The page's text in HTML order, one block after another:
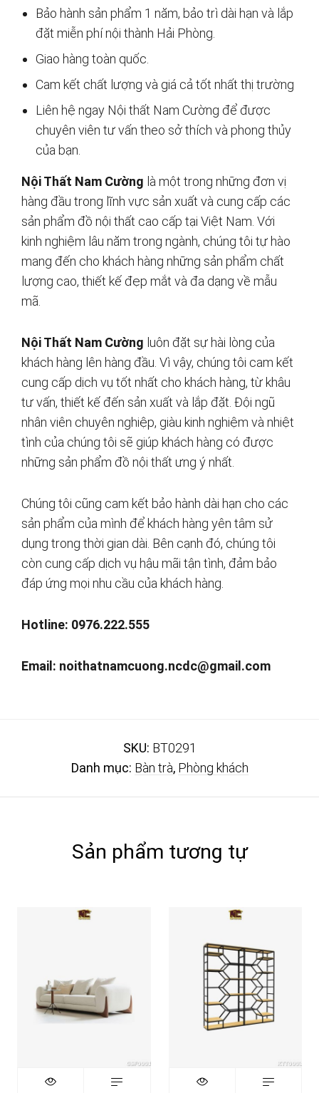
Bảo hành sản phẩm 1 năm, bảo trì dài hạn và lắp
đặt miễn phí nội thành Hải Phòng.
Giao hàng toàn quốc.
Cam kết chất lượng và giá cả tốt nhất thị trường
Liên hệ ngay Nội thất Nam Cường để được
chuyên viên tư vấn theo sở thích và phong thủy
của bạn.
Nội Thất Nam Cường là một trong những đơn vị
hàng đầu trong lĩnh vực sản xuất và cung cấp các
sản phẩm đồ nội thất cao cấp tại Việt Nam. Với
kinh nghiệm lâu năm trong ngành, chúng tôi tự hào
mang đến cho khách hàng những sản phẩm chất
lượng cao, thiết kế đẹp mắt và đa dạng về mẫu
mã.
Nội Thất Nam Cường luôn đặt sự hài lòng của
khách hàng lên hàng đầu. Vì vậy, chúng tôi cam kết
cung cấp dịch vụ tốt nhất cho khách hàng, từ khâu
tư vấn, thiết kế đến sản xuất và lắp đặt. Đội ngũ
nhân viên chuyên nghiệp, giàu kinh nghiệm và nhiệt
tình của chúng tôi sẽ giúp khách hàng có được
những sản phẩm đồ nội thất ưng ý nhất.
Chúng tôi cũng cam kết bảo hành dài hạn cho các
sản phẩm của mình để khách hàng yên tâm sử
dụng trong thời gian dài. Bên cạnh đó, chúng tôi
còn cung cấp dịch vụ hậu mãi tận tình, đảm bảo
đáp ứng mọi nhu cầu của khách hàng.
Hotline: 0976.222.555
Email: noithatnamcuong.ncdc@gmail.com
SKU: BT0291
Danh mục: Bàn trà, Phòng khách
Sản phẩm tương tự